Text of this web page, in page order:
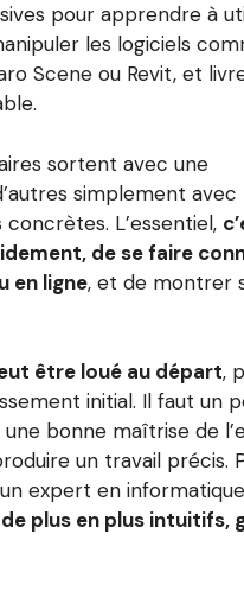
pour apprendre à
les logiciels
Scene ou Revit, et
sortent avec une
simplement avec
L’essentiel,
de se faire
en ligne, et de montrer
être loué au départ,
initial. Il faut un
bonne maîtrise de
un travail précis.
expert en
plus en plus intuitifs,